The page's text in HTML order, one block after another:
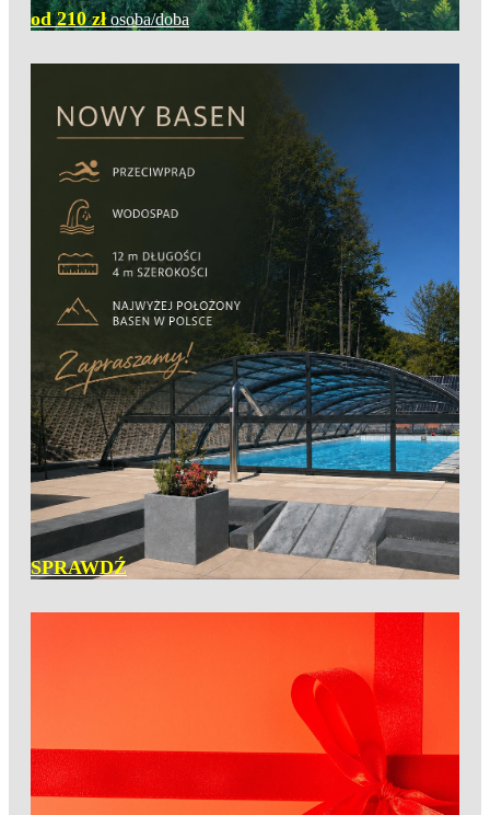
od 210 złosoba/doba
SPRAWDŹ